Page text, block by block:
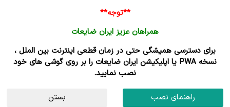
خرید و فروش ضایعات های ایمپکت (Hips)
**توجه**
همراهان عزیز ایران ضایعات
برای دسترسی همیشگی حتی در زمان قطعی اینترنت بین الملل ،
نسخه PWA یا اپلیکیشن ایران ضایعات را بر روی گوشی های خود
نصب نمایید.
راهنمای نصب بستن